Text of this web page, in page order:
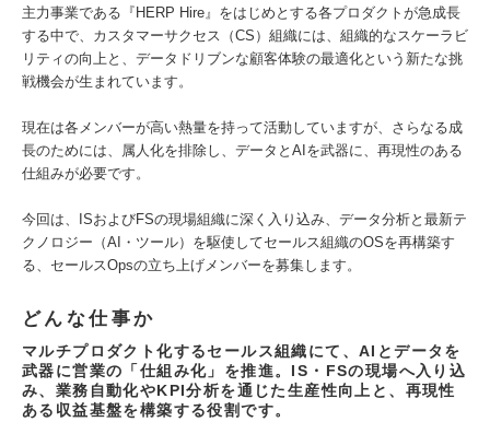
主力事業である『HERP Hire』をはじめとする各プロダクトが急成長
する中で、カスタマーサクセス（CS）組織には、組織的なスケーラビ
リティの向上と、データドリブンな顧客体験の最適化という新たな挑
戦機会が生まれています。
現在は各メンバーが高い熱量を持って活動していますが、さらなる成
長のためには、属人化を排除し、データとAIを武器に、再現性のある
仕組みが必要です。
今回は、ISおよびFSの現場組織に深く入り込み、データ分析と最新テ
クノロジー（AI・ツール）を駆使してセールス組織のOSを再構築す
る、セールスOpsの立ち上げメンバーを募集します。
どんな仕事か
マルチプロダクト化するセールス組織にて、AIとデータを
武器に営業の「仕組み化」を推進。IS・FSの現場へ入り込
み、業務自動化やKPI分析を通じた生産性向上と、再現性
ある収益基盤を構築する役割です。